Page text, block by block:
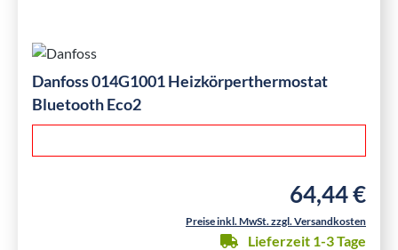
Danfoss 014G1001 Heizkörperthermostat
Bluetooth Eco2
Regulärer
64,44 €
Preise inkl. MwSt. zzgl. Versandkosten
Lieferzeit 1-3 Tage